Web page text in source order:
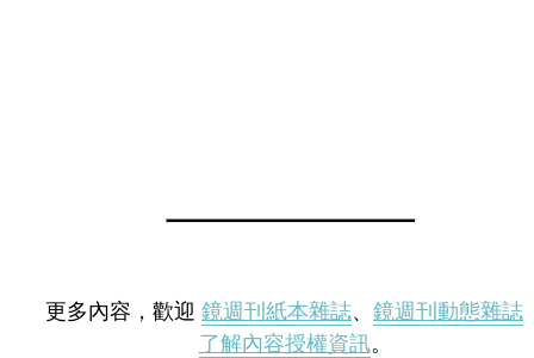
更多內容，歡迎 鏡週刊紙本雜誌、 鏡週刊動態雜誌
了解內容授權資訊。